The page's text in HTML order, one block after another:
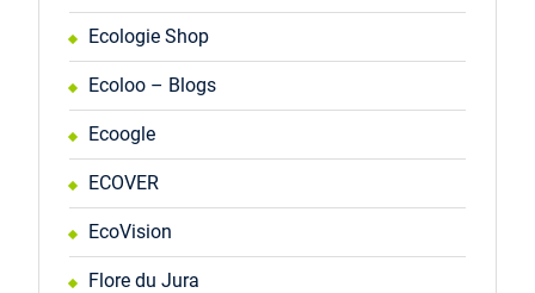
Ecologie Shop
Ecoloo – Blogs
Ecoogle
ECOVER
EcoVision
Flore du Jura